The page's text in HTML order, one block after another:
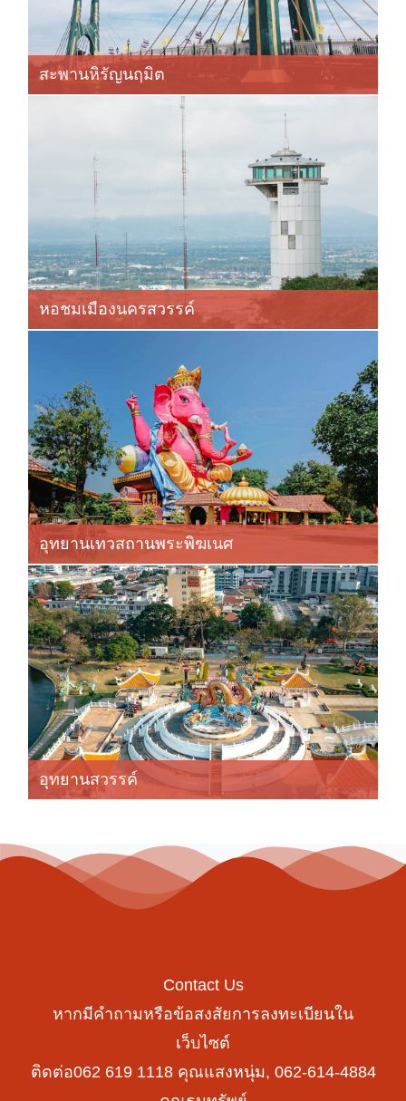
สะพานหิรัญนฤมิต
หอชมเมืองนครสวรรค์
อุทยานเทวสถานพระพิฆเนศ
อุทยานสวรรค์
Contact Us
หากมีคำถามหรือข้อสงสัยการลงทะเบียนใน
เว็บไซต์
ติดต่อ062 619 1118 คุณแสงหนุ่ม, 062-614-4884